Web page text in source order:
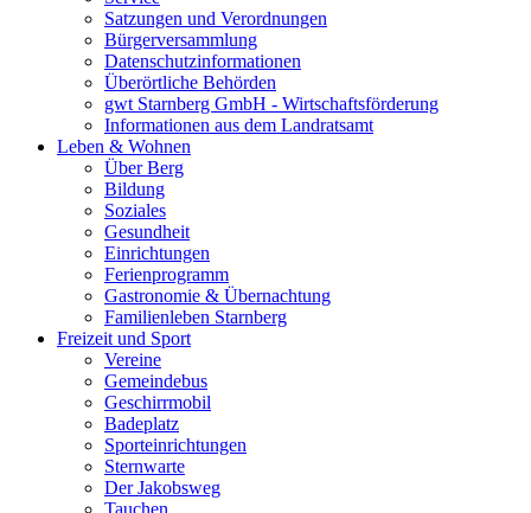
Satzungen und Verordnungen
Bürgerversammlung
Datenschutzinformationen
Überörtliche Behörden
gwt Starnberg GmbH - Wirtschaftsförderung
Informationen aus dem Landratsamt
Leben & Wohnen
Über Berg
Bildung
Soziales
Gesundheit
Einrichtungen
Ferienprogramm
Gastronomie & Übernachtung
Familienleben Starnberg
Freizeit und Sport
Vereine
Gemeindebus
Geschirrmobil
Badeplatz
Sporteinrichtungen
Sternwarte
Der Jakobsweg
Tauchen